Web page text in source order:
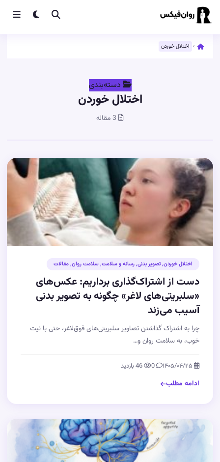
› اختلال خوردن
دسته‌بندی
اختلال خوردن
اختلال خوردن,تصویر بدنی,رسانه و سلامت,سلامت روان,مقالات
دست از اشتراک‌گذاری برداریم: عکس‌های
«سلبریتی‌های لاغر» چگونه به تصویر بدنی
آسیب می‌زند
چرا به اشتراک گذاشتن تصاویر سلبریتی‌های فوق‌لاغر، حتی با نیت
خوب، به سلامت روان و…
ادامه مطلب